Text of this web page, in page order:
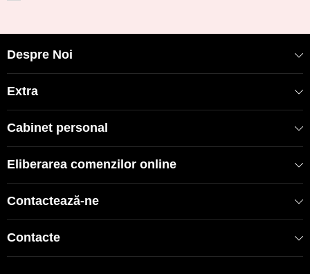
Despre Noi
Extra
Cabinet personal
Eliberarea comenzilor online
Contactează-ne
Contacte